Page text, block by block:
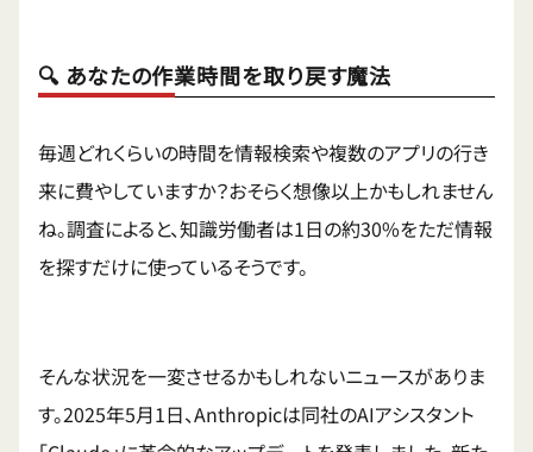
🔍 あなたの作業時間を取り戻す魔法
毎週どれくらいの時間を情報検索や複数のアプリの行き
来に費やしていますか？おそらく想像以上かもしれません
ね。調査によると、知識労働者は1日の約30%をただ情報
を探すだけに使っているそうです。
そんな状況を一変させるかもしれないニュースがありま
す。2025年5月1日、Anthropicは同社のAIアシスタント